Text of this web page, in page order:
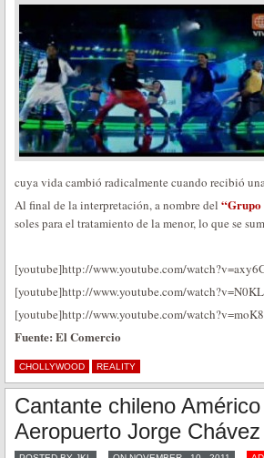
cuya vida cambió radicalmente cuando recibió
Al final de la interpretación, a nombre del “Grupo
soles para el tratamiento de la menor, lo que se
[youtube]http://www.youtube.com/
[youtube]http://www.youtube.com/
[youtube]http://www.youtube.com/
Fuente: El Comercio
CHOLLYWOOD REALITY
Cantante chileno
Aeropuerto Jorge Chávez